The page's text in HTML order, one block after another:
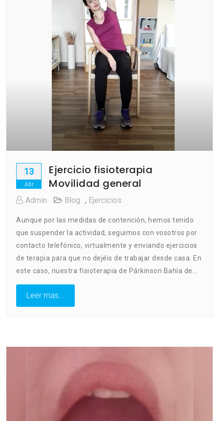
13
Abr
Ejercicio fisioterapia
Movilidad general
Admin Blog , Ejercicios
Aunque por las medidas de contención, hemos tenido
que suspender la actividad, seguimos con vosotros por
contacto telefónico, virtualmente y enviando ejercicios
de terapia para que no dejéis de trabajar desde casa. En
este caso, nuestra fisioterapia de Párkinson Bahía de…
Leer mas...